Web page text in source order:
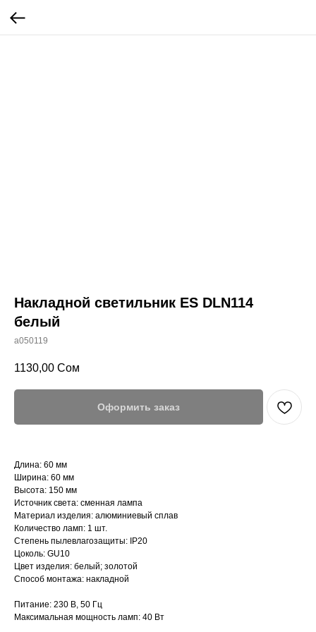
Накладной светильник ES DLN114
белый
a050119
1130,00 Сом
Оформить заказ
Длина: 60 мм
Ширина: 60 мм
Высота: 150 мм
Источник света: сменная лампа
Материал изделия: алюминиевый сплав
Количество ламп: 1 шт.
Степень пылевлагозащиты: IP20
Цоколь: GU10
Цвет изделия: белый; золотой
Способ монтажа: накладной
Питание: 230 В, 50 Гц
Максимальная мощность ламп: 40 Вт